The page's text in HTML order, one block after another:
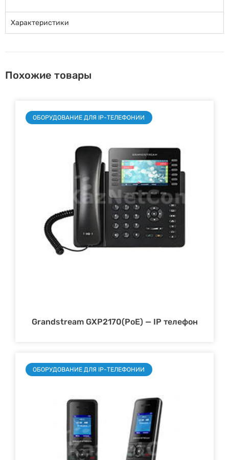
Характеристики
Похожие товары
ОБОРУДОВАНИЕ ДЛЯ IP-ТЕЛЕФОНИИ
Grandstream GXP2170(PoE) — IP телефон
ОБОРУДОВАНИЕ ДЛЯ IP-ТЕЛЕФОНИИ